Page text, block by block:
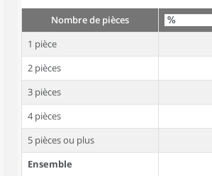
Nombre de pièces
1 pièce
2 pièces
3 pièces
4 pièces
5 pièces ou plus
Ensemble